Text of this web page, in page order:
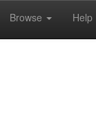
Browse Help